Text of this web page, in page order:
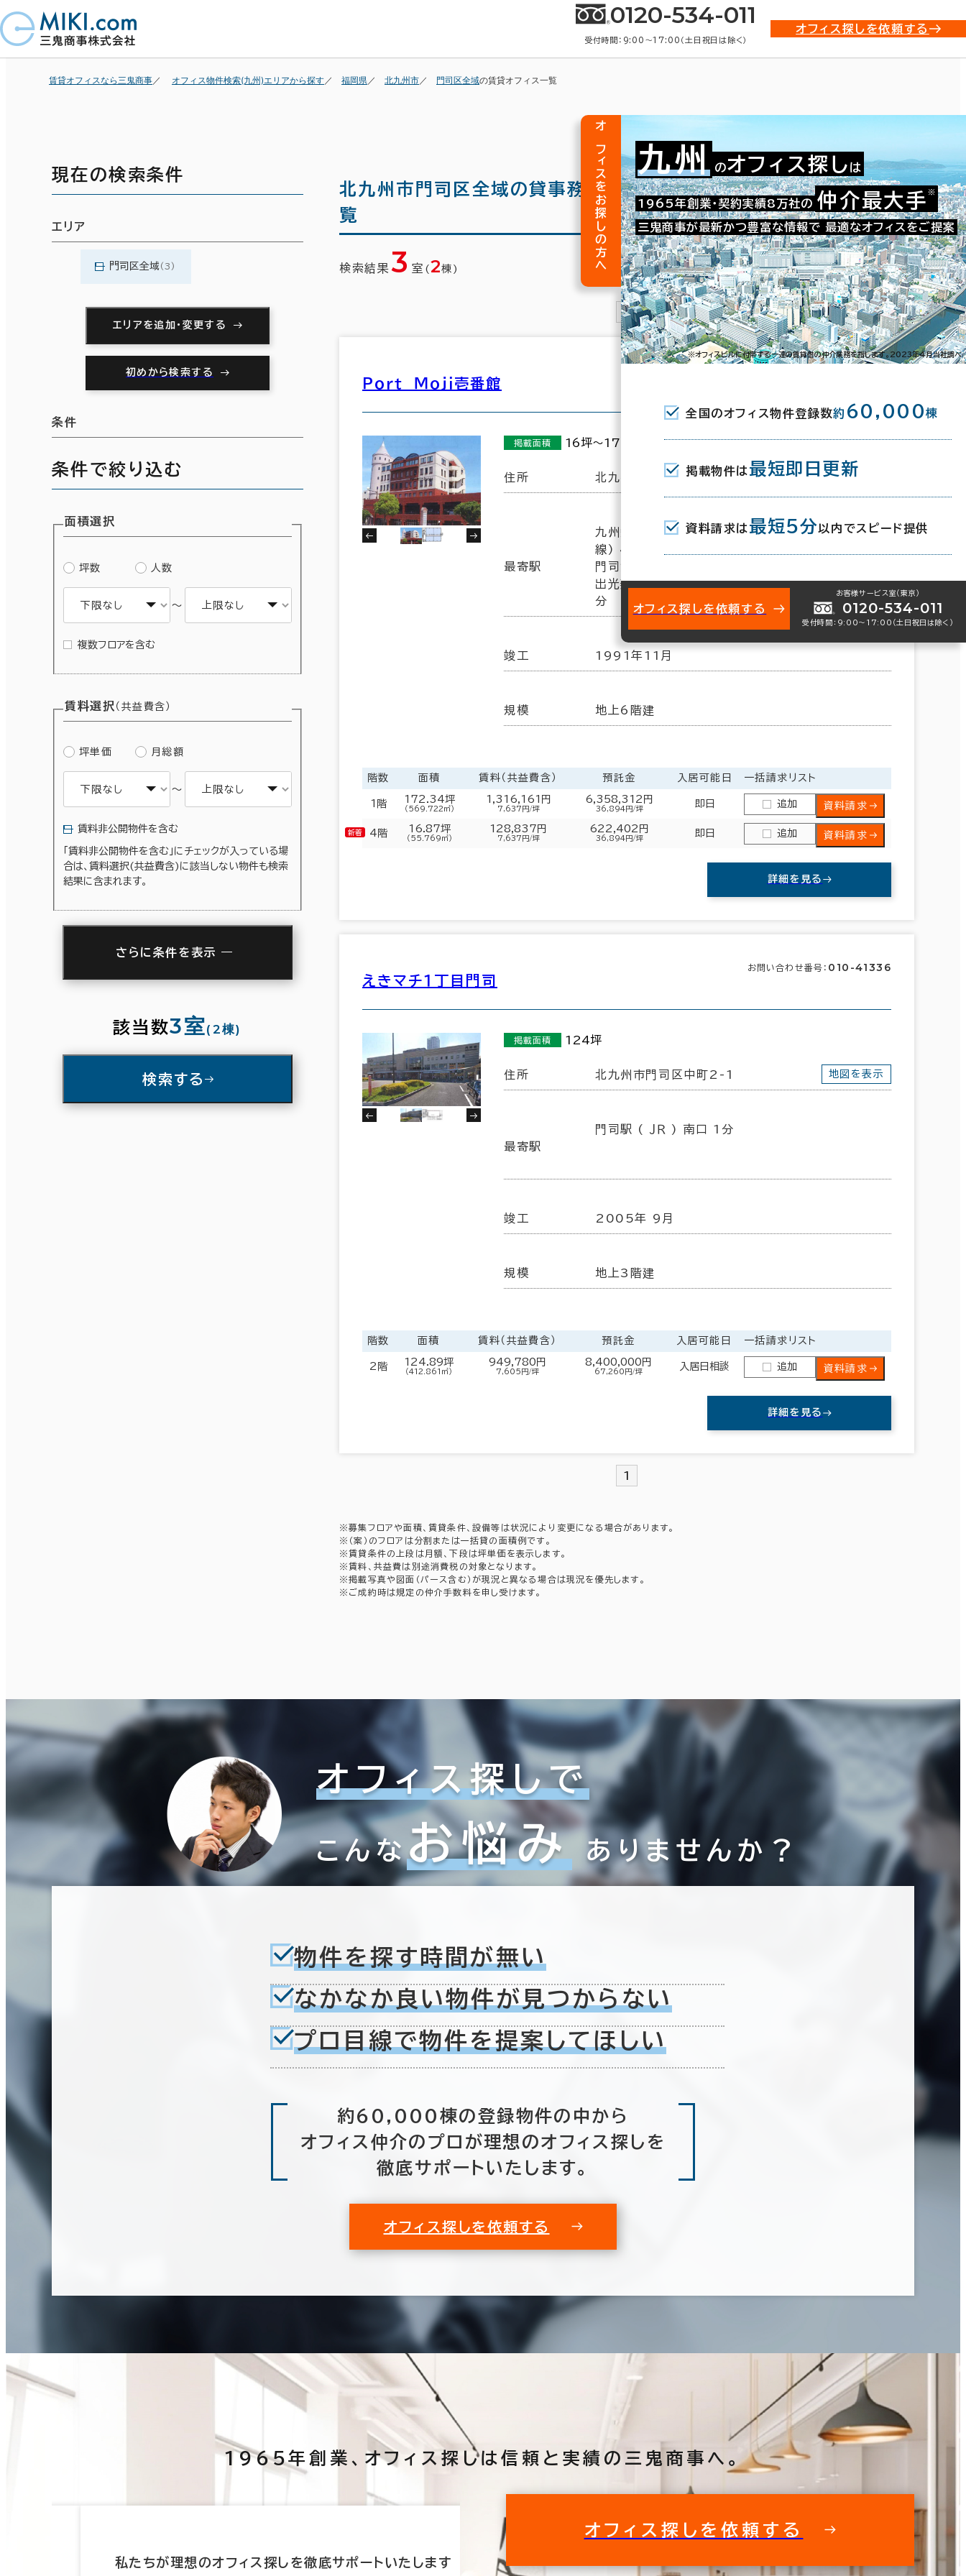
0120-534-011
受付時間：9:00〜17:00（土日祝日は除く）
オフィス探しを依頼する
賃貸オフィスなら三鬼商事 オフィス物件検索(九州)エリアから探す 福岡県 北九州市 門司区全域の賃貸オフィス一覧
北九州市門司区全域の貸事務所(賃貸事務所)・賃貸オフィス物件一
覧
検索結果 3 室 ( 2棟) 条件で絞り込む
1
Ｐｏｒｔ Ｍｏｊｉ壱番館
掲載面積 16坪～172坪
住所 北九州市門司区本町1-5 地図を表示
最寄駅
九州鉄道記念館駅(平成筑豊鉄道門司港レトロ観光
線) 4分
門司港駅(JR) 東口 6分
出光美術館駅(平成筑豊鉄道門司港レトロ観光線) 8
分
竣工 1991年11月
規模 地上6階建
階数 面積 賃料（共益費含） 預託金 入居可能日 一括請求リスト
1階 172.34坪
（569.722㎡）
1,316,161円
7,637円/坪
6,358,312円
36,894円/坪 即日 追加 資料請求
4階 16.87坪
（55.769㎡）
128,837円
7,637円/坪
622,402円
36,894円/坪 即日 追加 資料請求
詳細を見る
えきマチ１丁目門司
お問い合わせ番号： 010-41336
掲載面積 124坪
住所 北九州市門司区中町2-1 地図を表示
最寄駅
門司駅 ( ＪＲ ) 南口 1分
竣工 2005年 9月
規模 地上3階建
階数 面積 賃料（共益費含） 預託金 入居可能日 一括請求リスト
2階 124.89坪
（412.861㎡）
949,780円
7,605円/坪
8,400,000円
67,260円/坪 入居日相談 追加 資料請求
詳細を見る
1
※募集フロアや面積、賃貸条件、設備等は状況により変更になる場合があります。
※（案）のフロアは分割または一括貸の面積例です。
※賃貸条件の上段は月額、下段は坪単価を表示します。
※賃料、共益費は別途消費税の対象となります。
※掲載写真や図面（パース含む）が現況と異なる場合は現況を優先します。
※ご成約時は規定の仲介手数料を申し受けます。
現在の検索条件
エリア
門司区全域(3)
エリアを追加・変更する
初めから検索する
条件
条件で絞り込む
面積選択
坪数 人数
～
複数フロアを含む
賃料選択 （共益費含）
坪単価 月総額
～
賃料非公開物件を含む
「賃料非公開物件を含む」にチェックが入っている場
合は、賃料選択(共益費含)に該当しない物件も検索
結果に含まれます。
入居可能時期
さらに条件を表示
該当数3室(2棟)
検索する
オフィス探しで
こんな お悩み ありませんか？
物件を探す時間が無い
なかなか良い物件が 見つからない
プロ目線で物件を提案してほしい
約60,000棟の登録物件の中から
オフィス仲介のプロが理想のオフィス探しを
徹底サポートいたします。
オフィス探しを依頼する
佐賀県 (39) 長崎県
宮崎県 (71) 鹿児島県 (123)
条件で絞り込む
築年数
1年以内
2階以上
該当数 3室(2棟)
オフィスをお探しの方へ 九州 のオフィス探し は
1965年創業・契約実績8万社の 仲介最大手 ※
三鬼商事が最新かつ豊富な情報で 最適なオフィスをご提案
※オフィスビルに付帯する一連の賃貸借の仲介業務を指します。2023年4月当社調べ
全国のオフィス物件登録数約 60,000棟
掲載物件は 最短即日更新
資料請求は 最短5分 以内でスピード提供
オフィス探しを依頼する
お客様サービス室（東京）
0120-534-011
受付時間：9:00〜17:00（土日祝日は除く）
1965年創業、 オフィス探しは信頼と実績の三鬼商事へ。
私たちが理想のオフィス探しを徹底サポートいたします 私
オフィス探しを依頼する